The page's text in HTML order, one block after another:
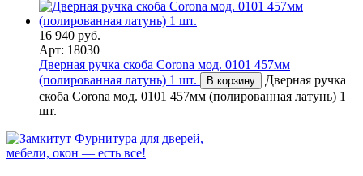
16 940 руб.
Арт: 18030
Дверная ручка скоба Corona мод. 0101 457мм
(полированная латунь) 1 шт.
В корзину
Дверная ручка
скоба Corona мод. 0101 457мм (полированная латунь) 1
шт.
Фурнитура для дверей,
мебели, окон — есть все!